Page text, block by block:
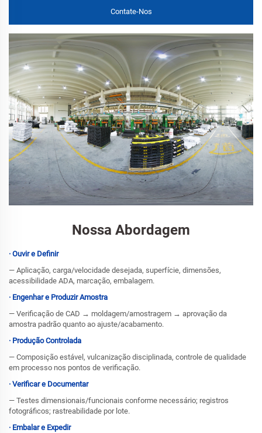
Contate-Nos
Nossa Abordagem
· Ouvir e Definir
— Aplicação, carga/velocidade desejada, superfície, dimensões,
acessibilidade ADA, marcação, embalagem.
· Engenhar e Produzir Amostra
— Verificação de CAD → moldagem/amostragem → aprovação da
amostra padrão quanto ao ajuste/acabamento.
· Produção Controlada
— Composição estável, vulcanização disciplinada, controle de qualidade
em processo nos pontos de verificação.
· Verificar e Documentar
— Testes dimensionais/funcionais conforme necessário; registros
fotográficos; rastreabilidade por lote.
· Embalar e Expedir